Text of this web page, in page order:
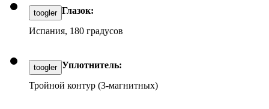
toogler Глазок:
Испания, 180 градусов
toogler Уплотнитель:
Тройной контур (3-магнитных)